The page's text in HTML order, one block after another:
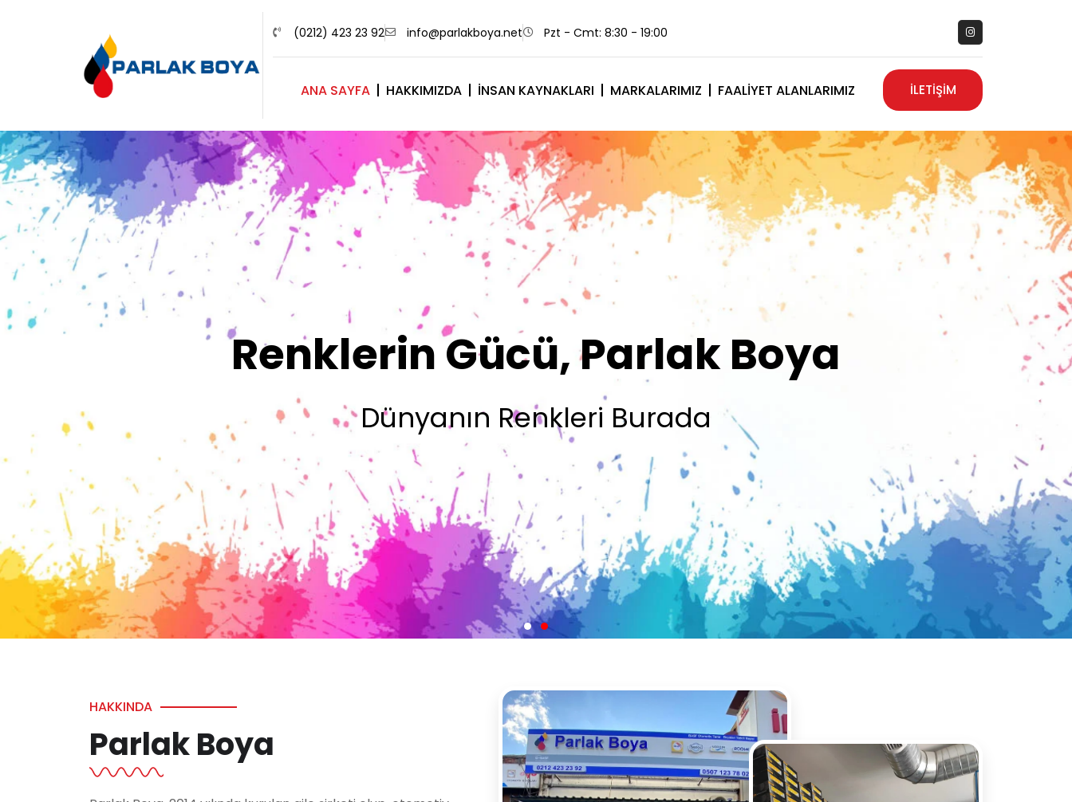
(0212) 423 23 92 info@parlakboya.net Pzt - Cmt: 8:30 - 19:00
ANA SAYFA HAKKIMIZDA İNSAN KAYNAKLARI MARKALARIMIZ FAALIYET ALANLARIMIZ İLETİŞİM
Renklerimiz Sizin İmzanız
Olsun
HAKKINDA
Parlak Boya